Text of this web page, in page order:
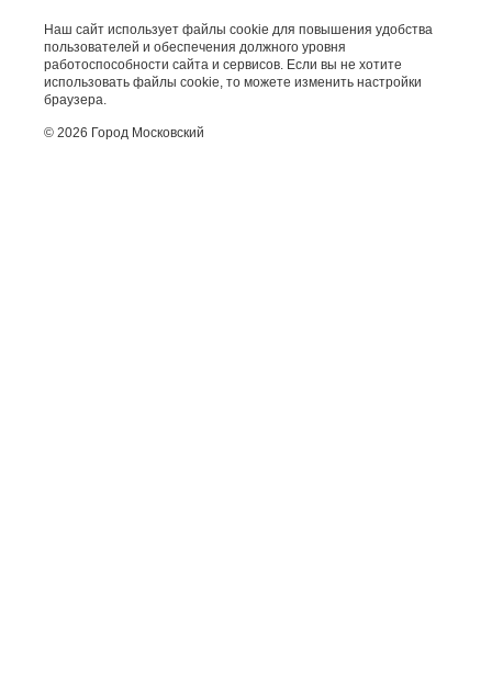
Наш сайт использует файлы cookie для повышения удобства
пользователей и обеспечения должного уровня
работоспособности сайта и сервисов. Если вы не хотите
использовать файлы cookie, то можете изменить настройки
браузера.
© 2026 Город Московский